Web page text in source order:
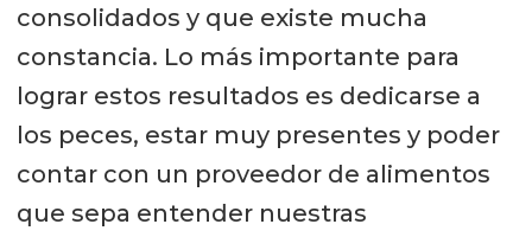
consolidados y que existe mucha
constancia. Lo más importante para
lograr estos resultados es dedicarse a
los peces, estar muy presentes y poder
contar con un proveedor de alimentos
que sepa entender nuestras